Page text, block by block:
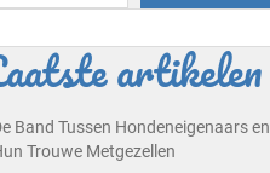
artikelen
Band Tussen Hondeneigenaars en
Trouwe Metgezellen